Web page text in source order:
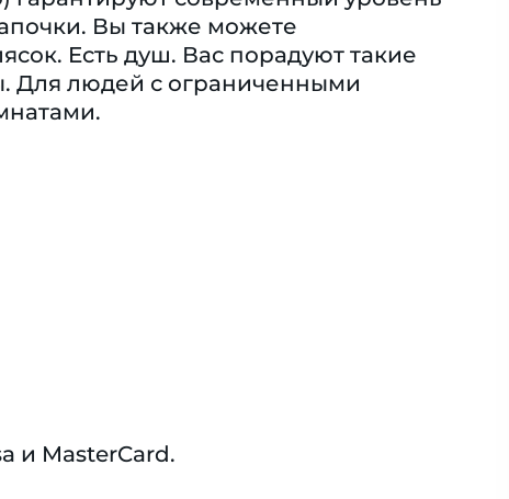
Вы также можете
Eсть душ. Вас порадуют такие
Для людей с ограниченными
и MasterCard.